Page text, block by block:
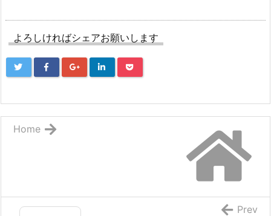
よろしければシェアお願いします
Home
Prev